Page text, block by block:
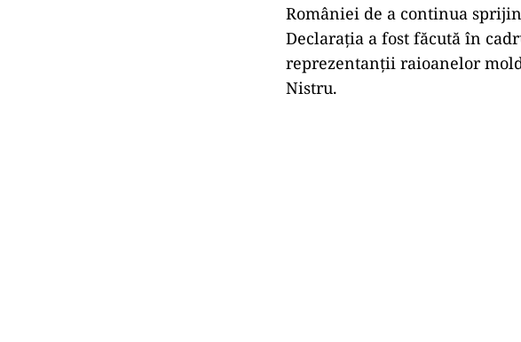
României de a continua
Declarația a fost făcută în
reprezentanții raioanelor
Nistru.